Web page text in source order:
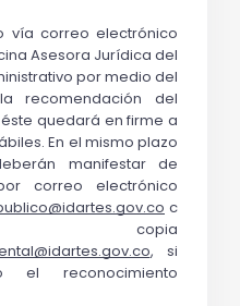
vía correo electrónico
Asesora Jurídica del
por medio del
recomendación del
quedará en firme a
En el mismo plazo
manifestar de
correo electrónico
c
, si
reconocimiento